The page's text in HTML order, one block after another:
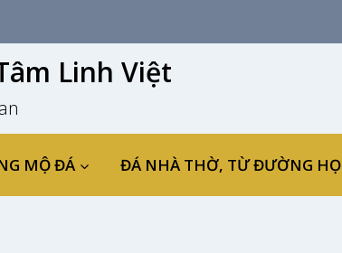
Linh Việt
MỘ ĐÁ ĐÁ NHÀ THỜ, TỪ ĐƯỜNG HỌ